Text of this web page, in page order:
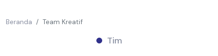
Beranda Team Kreatif
Tim